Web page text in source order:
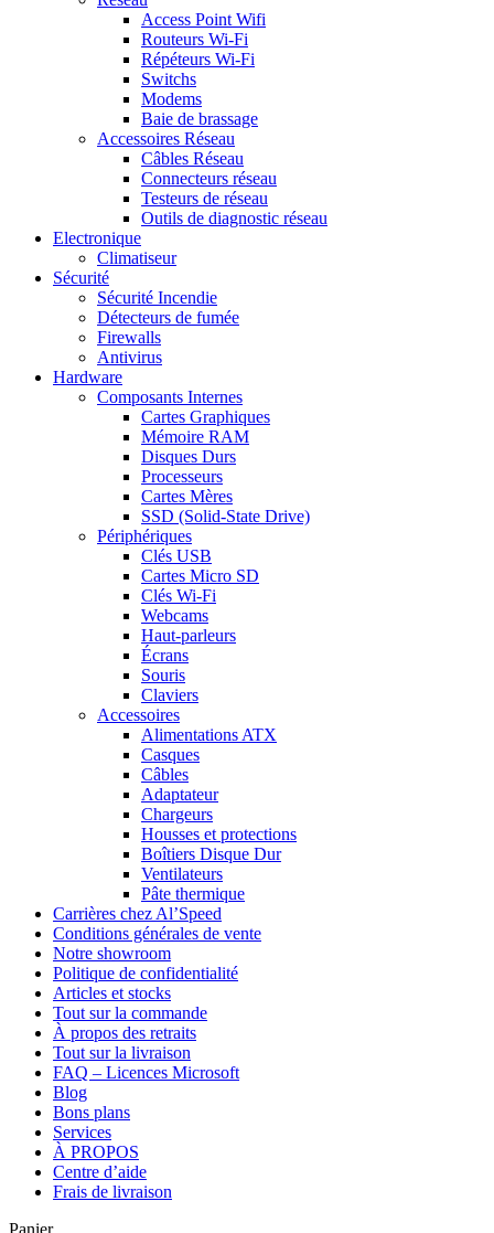
Access Point Wifi
Routeurs Wi-Fi
Répéteurs Wi-Fi
Switchs
Modems
Baie de brassage
Accessoires Réseau
Câbles Réseau
Connecteurs réseau
Testeurs de réseau
Outils de diagnostic réseau
Electronique
Climatiseur
Sécurité
Sécurité Incendie
Détecteurs de fumée
Firewalls
Antivirus
Hardware
Composants Internes
Cartes Graphiques
Mémoire RAM
Disques Durs
Processeurs
Cartes Mères
SSD (Solid-State Drive)
Périphériques
Clés USB
Cartes Micro SD
Clés Wi-Fi
Webcams
Haut-parleurs
Écrans
Souris
Claviers
Accessoires
Alimentations ATX
Casques
Câbles
Adaptateur
Chargeurs
Housses et protections
Boîtiers Disque Dur
Ventilateurs
Pâte thermique
Carrières chez Al’Speed
Conditions générales de vente
Notre showroom
Politique de confidentialité
Articles et stocks
Tout sur la commande
À propos des retraits
Tout sur la livraison
FAQ – Licences Microsoft
Blog
Bons plans
Services
À PROPOS
Centre d’aide
Frais de livraison
Panier